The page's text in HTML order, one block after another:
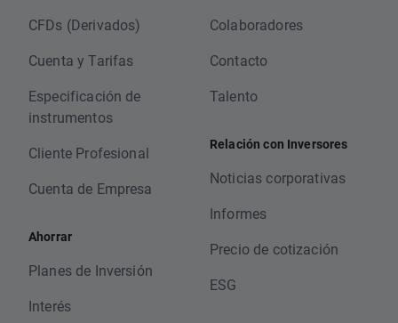
CFDs (Derivados)
Cuenta y Tarifas
Especificación de
instrumentos
Cliente Profesional
Cuenta de Empresa
Ahorrar
Planes de Inversión
Interés
Colaboradores
Contacto
Talento
Relación con Inversores
Noticias corporativas
Informes
Precio de cotización
ESG